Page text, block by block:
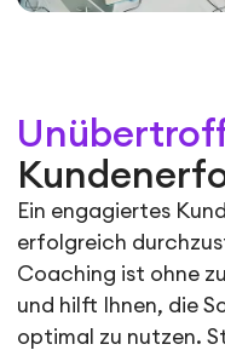
Ein engagiertes
erfolgreich
Coaching ist ohne
und hilft Ihnen, die
optimal zu nutzen.